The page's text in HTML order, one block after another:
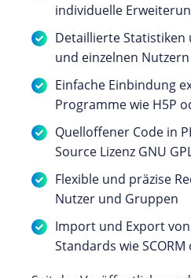
individuelle
Detaillierte Statistiken
und einzelnen Nutzern
Einfache Einbindung
Programme wie H5P
Quelloffener Code in
Source Lizenz GNU
Flexible und präzise
Nutzer und Gruppen
Import und Export
Standards wie SCORM